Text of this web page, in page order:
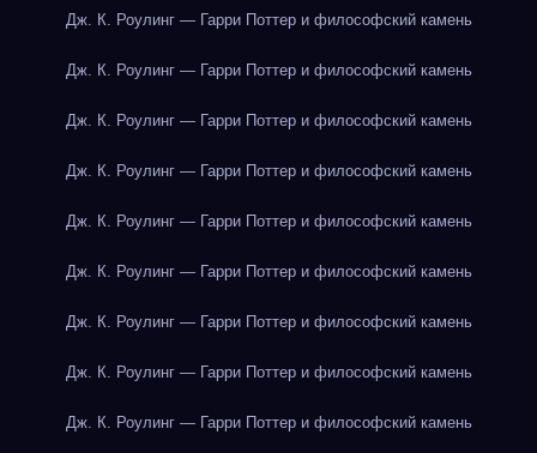
Дж. К. Роулинг — Гарри Поттер и философский камень
Дж. К. Роулинг — Гарри Поттер и философский камень
Дж. К. Роулинг — Гарри Поттер и философский камень
Дж. К. Роулинг — Гарри Поттер и философский камень
Дж. К. Роулинг — Гарри Поттер и философский камень
Дж. К. Роулинг — Гарри Поттер и философский камень
Дж. К. Роулинг — Гарри Поттер и философский камень
Дж. К. Роулинг — Гарри Поттер и философский камень
Дж. К. Роулинг — Гарри Поттер и философский камень